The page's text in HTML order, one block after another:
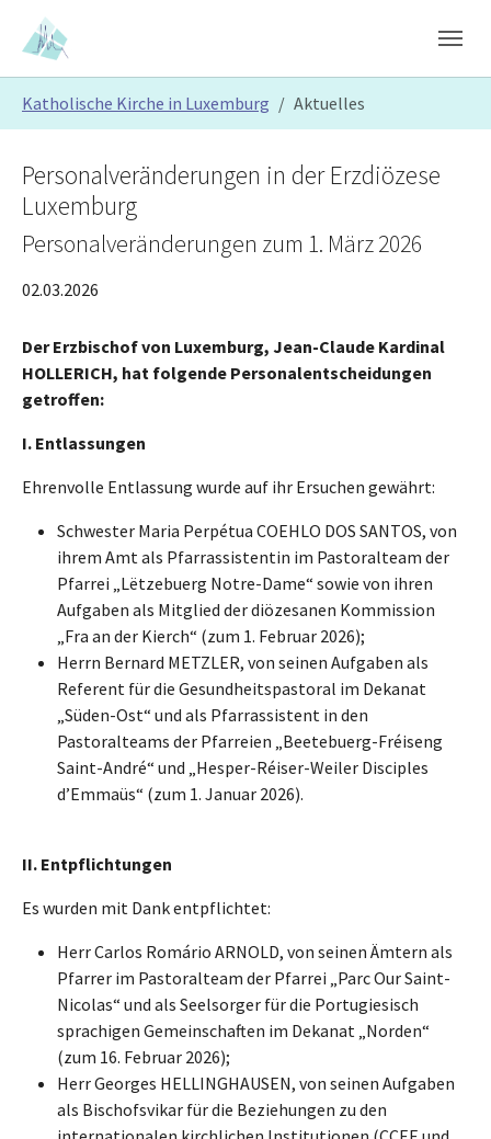
Skip to main content
Skip to page footer
Katholische Kirche in Luxemburg Aktuelles
Personalveränderungen in der Erzdiözese
Luxemburg
Personalveränderungen zum 1. März 2026
02.03.2026
Der Erzbischof von Luxemburg, Jean-Claude Kardinal
HOLLERICH, hat folgende Personalentscheidungen
getroffen:
I. Entlassungen
Ehrenvolle Entlassung wurde auf ihr Ersuchen gewährt:
Schwester Maria Perpétua COEHLO DOS SANTOS, von
ihrem Amt als Pfarrassistentin im Pastoralteam der
Pfarrei „Lëtzebuerg Notre-Dame“ sowie von ihren
Aufgaben als Mitglied der diözesanen Kommission
„Fra an der Kierch“ (zum 1. Februar 2026);
Herrn Bernard METZLER, von seinen Aufgaben als
Referent für die Gesundheitspastoral im Dekanat
„Süden-Ost“ und als Pfarrassistent in den
Pastoralteams der Pfarreien „Beetebuerg-Fréiseng
Saint-André“ und „Hesper-Réiser-Weiler Disciples
d’Emmaüs“ (zum 1. Januar 2026).
II. Entpflichtungen
Es wurden mit Dank entpflichtet:
Herr Carlos Romário ARNOLD, von seinen Ämtern als
Pfarrer im Pastoralteam der Pfarrei „Parc Our Saint-
Nicolas“ und als Seelsorger für die Portugiesisch
sprachigen Gemeinschaften im Dekanat „Norden“
(zum 16. Februar 2026);
Herr Georges HELLINGHAUSEN, von seinen Aufgaben
als Bischofsvikar für die Beziehungen zu den